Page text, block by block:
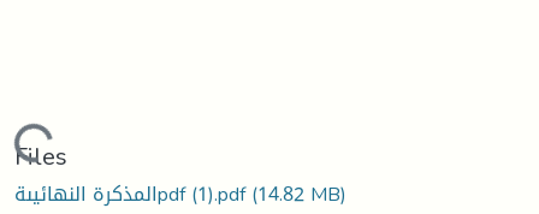
Loading...
Files
المذكرة النهائيىةpdf (1).pdf(14.82 MB)